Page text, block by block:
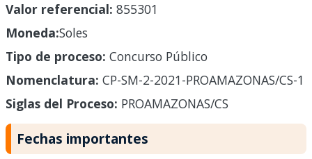
Valor referencial: 855301
Moneda:Soles
Tipo de proceso: Concurso Público
Nomenclatura: CP-SM-2-2021-PROAMAZONAS/CS-1
Siglas del Proceso: PROAMAZONAS/CS
Fechas importantes